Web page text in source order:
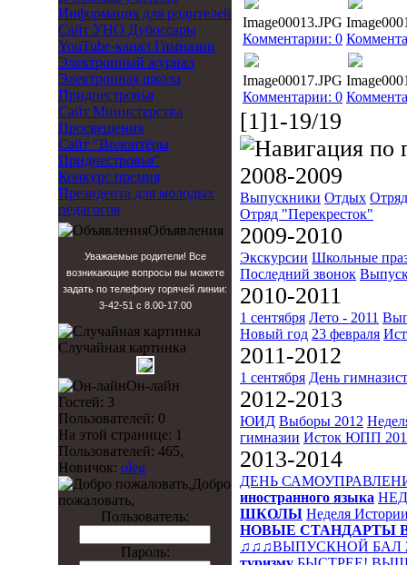
Информация для родителей
Cайт УНО Дубоссары
YouTube-канал Гимназии
Электронный журнал
Электронная школа
Приднестровья
Сайт Министерства
Просвещения
Сайт "Волонтёры
Приднестровья"
Конкурс премия
Президента для молодых
педагогов
Объявления
Уважаемые родители! Все
возникающие вопросы вы можете
задать по телефону горячей линии:
3-42-51 с 8.00-17.00
Случайная картинка
Он-лайн
Гостей: 3
Пользователей: 0
На этой странице: 1
Пользователей: 465,
Новичок: oleg
Добро
пожаловать,
Пользователь:
Пароль:
Image00013.JPG
Комментарии: 0
Image00017.JPG
Комментарии: 0
[1]1-19/19
2008-2009
Выпускники Отдых
Отряд "Перекресток"
2009-2010
Экскурсии Школьные
Последний звонок
2010-2011
1 сентября Лето - 2011
Новый год 23 февраля
2011-2012
1 сентября День
2012-2013
ЮИД Выборы 2012
гимназии Исток ЮПП
2013-2014
ДЕНЬ
иностранного языка
ШКОЛЫ Неделя
НОВЫЕ СТАНДАРТЫ
♫♫♫ВЫПУСКНОЙ БАЛ